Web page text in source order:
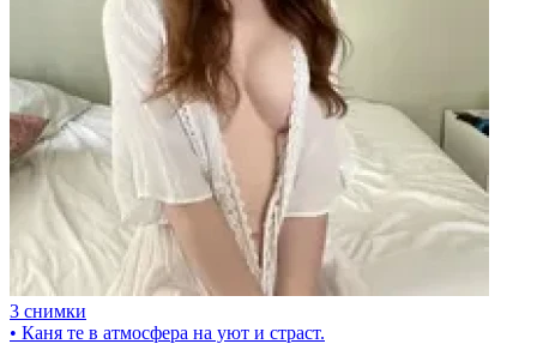
3 снимки
• Каня те в атмосфера на уют и страст.